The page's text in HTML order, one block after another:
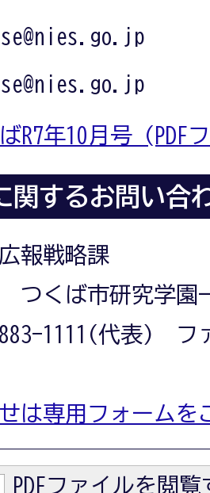
R7年10月号 (PDF
関するお問い合
報戦略課
つくば市研究学園
1111(代表) フ
は専用フォームを
PDFファイルを閲